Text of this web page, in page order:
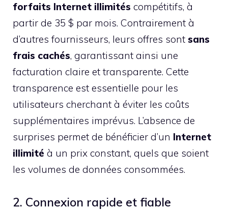
forfaits Internet illimités compétitifs, à
partir de 35 $ par mois. Contrairement à
d’autres fournisseurs, leurs offres sont sans
frais cachés, garantissant ainsi une
facturation claire et transparente. Cette
transparence est essentielle pour les
utilisateurs cherchant à éviter les coûts
supplémentaires imprévus. L’absence de
surprises permet de bénéficier d’un Internet
illimité à un prix constant, quels que soient
les volumes de données consommées.
2. Connexion rapide et fiable